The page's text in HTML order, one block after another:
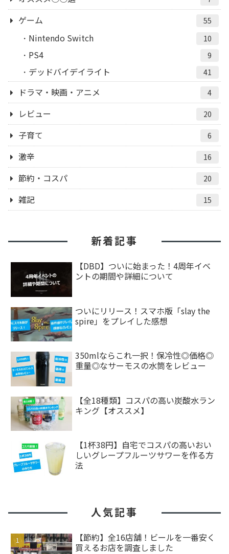
ゲーム 55
Nintendo Switch 10
PS4 9
デッドバイデイライト 41
ドラマ・映画・アニメ 4
レビュー 20
子育て 6
激辛 16
節約・コスパ 20
雑記 15
新着記事
【DBD】ついに始まった！4周年イベ
ントの期間や詳細について
ついにリリース！スマホ版「slay the
spire」をプレイした感想
350mlならこれ一択！保冷性◎価格◎
重量◎なサーモスの水筒をレビュー
【全18種類】コスパの高い炭酸水ラン
キング【オススメ】
【1杯38円】自宅でコスパの高いおい
しいグレープフルーツサワーを作る方
法
人気記事
【節約】全16店舗！ビールを一番安く
買えるお店を調査しました